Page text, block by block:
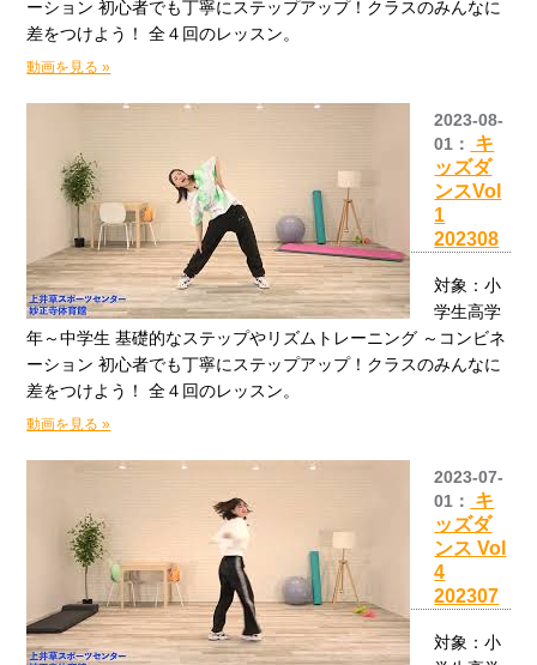
ーション 初心者でも丁寧にステップアップ！クラスのみんなに
差をつけよう！ 全４回のレッスン。
動画を見る »
2023-08-
01：
キ
ッズダ
ンスVol
1
202308
対象：小
学生高学
年～中学生 基礎的なステップやリズムトレーニング ～コンビネ
ーション 初心者でも丁寧にステップアップ！クラスのみんなに
差をつけよう！ 全４回のレッスン。
動画を見る »
2023-07-
01：
キ
ッズダ
ンス Vol
4
202307
対象：小